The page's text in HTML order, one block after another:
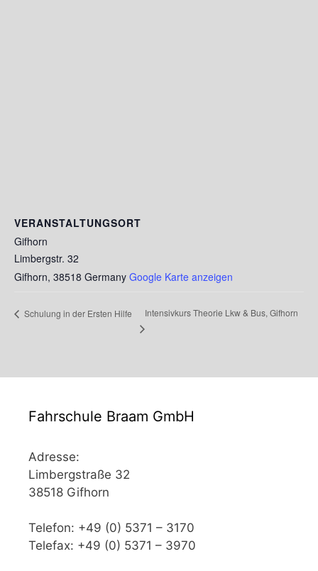
VERANSTALTUNGSORT
Gifhorn
Limbergstr. 32
Gifhorn, 38518 Germany Google Karte anzeigen
Schulung in der Ersten Hilfe Intensivkurs Theorie Lkw & Bus, Gifhorn
Fahrschule Braam GmbH
Adresse:
Limbergstraße 32
38518 Gifhorn
Telefon: +49 (0) 5371 – 3170
Telefax: +49 (0) 5371 – 3970